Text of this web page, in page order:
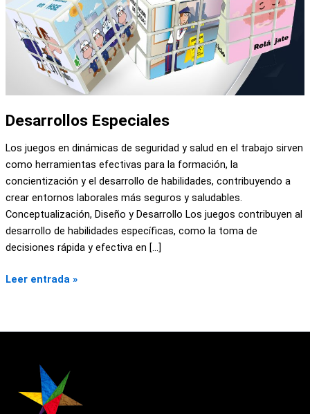
Desarrollos Especiales
Los juegos en dinámicas de seguridad y salud en el trabajo sirven
como herramientas efectivas para la formación, la
concientización y el desarrollo de habilidades, contribuyendo a
crear entornos laborales más seguros y saludables.
Conceptualización, Diseño y Desarrollo Los juegos contribuyen al
desarrollo de habilidades específicas, como la toma de
decisiones rápida y efectiva en […]
Leer entrada »